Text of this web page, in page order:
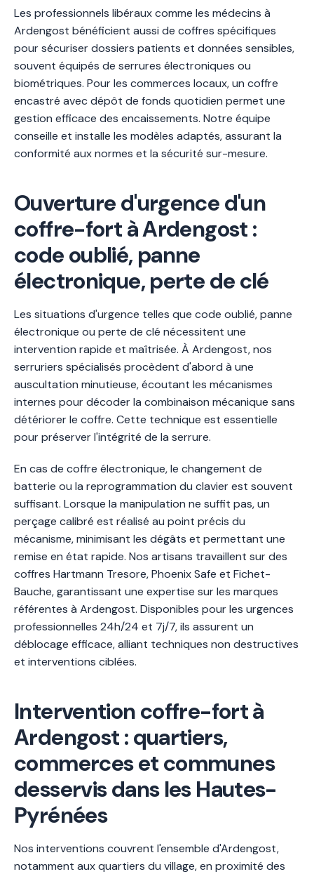
Les professionnels libéraux comme les médecins à
Ardengost bénéficient aussi de coffres spécifiques
pour sécuriser dossiers patients et données sensibles,
souvent équipés de serrures électroniques ou
biométriques. Pour les commerces locaux, un coffre
encastré avec dépôt de fonds quotidien permet une
gestion efficace des encaissements. Notre équipe
conseille et installe les modèles adaptés, assurant la
conformité aux normes et la sécurité sur-mesure.
Ouverture d'urgence d'un
coffre-fort à Ardengost :
code oublié, panne
électronique, perte de clé
Les situations d'urgence telles que code oublié, panne
électronique ou perte de clé nécessitent une
intervention rapide et maîtrisée. À Ardengost, nos
serruriers spécialisés procèdent d'abord à une
auscultation minutieuse, écoutant les mécanismes
internes pour décoder la combinaison mécanique sans
détériorer le coffre. Cette technique est essentielle
pour préserver l'intégrité de la serrure.
En cas de coffre électronique, le changement de
batterie ou la reprogrammation du clavier est souvent
suffisant. Lorsque la manipulation ne suffit pas, un
perçage calibré est réalisé au point précis du
mécanisme, minimisant les dégâts et permettant une
remise en état rapide. Nos artisans travaillent sur des
coffres Hartmann Tresore, Phoenix Safe et Fichet-
Bauche, garantissant une expertise sur les marques
référentes à Ardengost. Disponibles pour les urgences
professionnelles 24h/24 et 7j/7, ils assurent un
déblocage efficace, alliant techniques non destructives
et interventions ciblées.
Intervention coffre-fort à
Ardengost : quartiers,
commerces et communes
desservis dans les Hautes-
Pyrénées
Nos interventions couvrent l'ensemble d'Ardengost,
notamment aux quartiers du village, en proximité des